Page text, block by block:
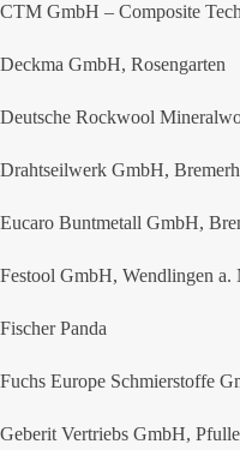
CTM GmbH – Composite
Deckma GmbH, Rosengarten
Deutsche Rockwool
Drahtseilwerk GmbH,
Eucaro Buntmetall GmbH,
Festool GmbH, Wendlingen a.
Fischer Panda
Fuchs Europe Schmierstoffe
Geberit Vertriebs GmbH,